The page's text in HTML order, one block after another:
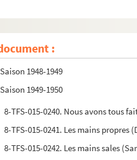
:
Années 1944 à 1949
Eté 1948
Eté 1949
Saison 1948-1949
Saison 1949-1950
8-TFS-015-0240. Nous avons tous
8-TFS-015-0241. Les mains propres
8-TFS-015-0242. Les mains sales